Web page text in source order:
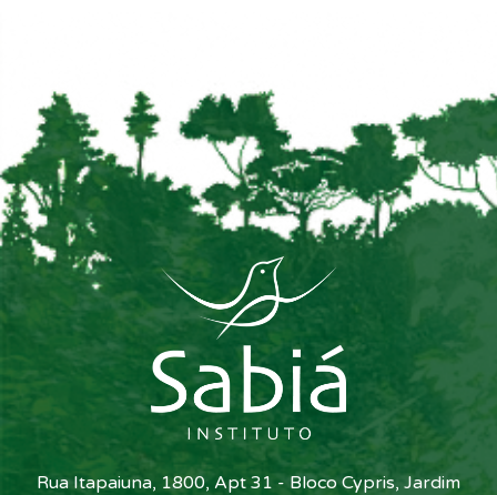
Rua Itapaiuna, 1800, Apt 31 - Bloco Cypris, Jardim